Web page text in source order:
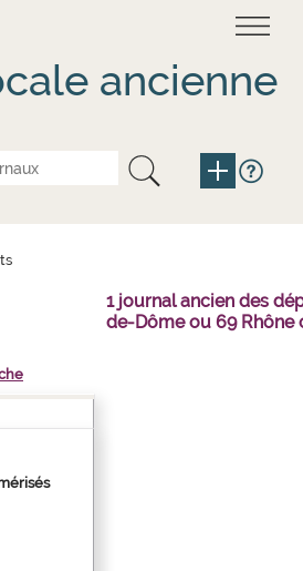
ancienne
1 journal ancien des
de-Dôme ou 69 Rhône